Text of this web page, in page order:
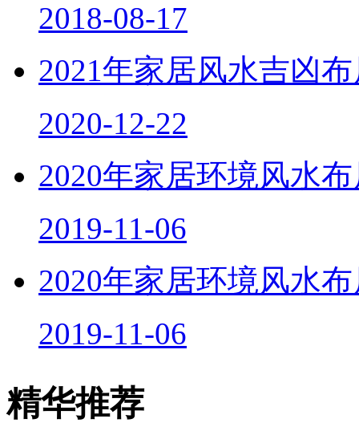
2018-08-17
2021年家居风水吉凶
2020-12-22
2020年家居环境风水
2019-11-06
2020年家居环境风水
2019-11-06
精华推荐